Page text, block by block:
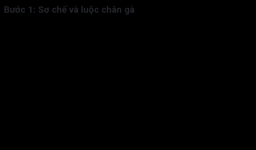
Bước 1: Sơ chế và luộc chân gà